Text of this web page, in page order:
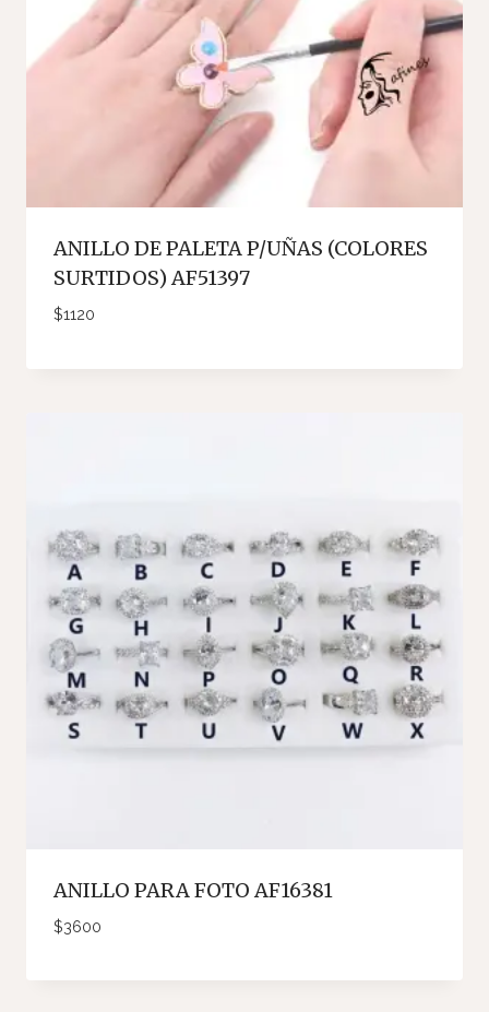
ANILLO DE PALETA P/UÑAS (COLORES
SURTIDOS) AF51397
$1120
ANILLO PARA FOTO AF16381
$3600